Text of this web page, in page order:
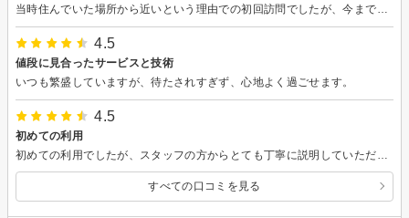
4.5
値段に見合ったサービスと技術
いつも繁盛していますが、待たされすぎず、心地よく過ごせます。
4.5
初めての利用
すべての口コミを見る